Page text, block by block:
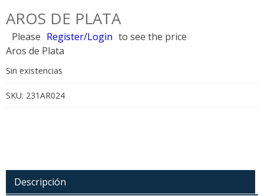
AROS DE PLATA
Please Register/Login to see the price
Aros de Plata
Sin existencias
SKU: 231AR024
Descripción